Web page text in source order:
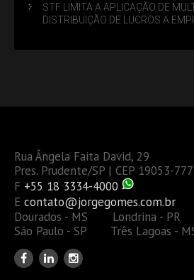
STF LIMITA A APLICAÇÃO DE
DISTRIBUIÇÃO DE LUCROS A
Rua Ângela Faita David, 29
Pres. Prudente/SP | CEP 19053-777
F +55 18 3334-4000
E contato@jorgegomes.com.br
Dourados - MS Londrina - PR
São Paulo - SP Três Lagoas -